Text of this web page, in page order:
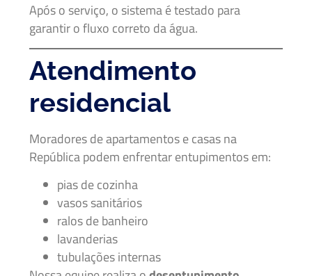
Após o serviço, o sistema é testado para
garantir o fluxo correto da água.
Atendimento
residencial
Moradores de apartamentos e casas na
República podem enfrentar entupimentos em:
pias de cozinha
vasos sanitários
ralos de banheiro
lavanderias
tubulações internas